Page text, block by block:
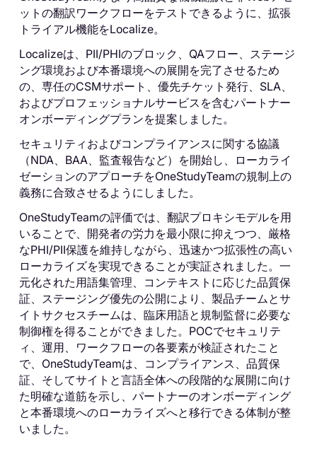
ットの翻訳ワークフローをテストできるように、拡張
トライアル機能をLocalize。
Localizeは、PII/PHIのブロック、QAフロー、ステージ
ング環境および本番環境への展開を完了させるため
の、専任のCSMサポート、優先チケット発行、SLA、
およびプロフェッショナルサービスを含むパートナー
オンボーディングプランを提案しました。
セキュリティおよびコンプライアンスに関する協議
（NDA、BAA、監査報告など）を開始し、ローカライ
ゼーションのアプローチをOneStudyTeamの規制上の
義務に合致させるようにしました。
OneStudyTeamの評価では、翻訳プロキシモデルを用
いることで、開発者の労力を最小限に抑えつつ、厳格
なPHI/PII保護を維持しながら、迅速かつ拡張性の高い
ローカライズを実現できることが実証されました。一
元化された用語集管理、コンテキストに応じた品質保
証、ステージング優先の公開により、製品チームとサ
イトサクセスチームは、臨床用語と規制監督に必要な
制御権を得ることができました。POCでセキュリテ
ィ、運用、ワークフローの各要素が検証されたこと
で、OneStudyTeamは、コンプライアンス、品質保
証、そしてサイトと言語全体への段階的な展開に向け
た明確な道筋を示し、パートナーのオンボーディング
と本番環境へのローカライズへと移行できる体制が整
いました。